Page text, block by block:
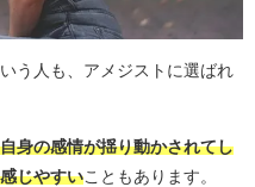
う人も、アメジストに選ばれ
身の感情が揺り動かされてし
じやすいこともあります。